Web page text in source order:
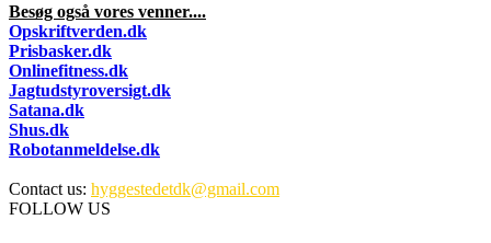
Besøg også vores venner....
Opskriftverden.dk
Prisbasker.dk
Onlinefitness.dk
Jagtudstyroversigt.dk
Satana.dk
Shus.dk
Robotanmeldelse.dk
Contact us: hyggestedetdk@gmail.com
FOLLOW US